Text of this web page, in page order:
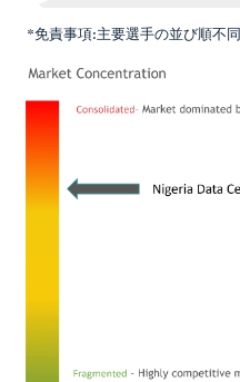
*免責事項:主要選手の並び順不同